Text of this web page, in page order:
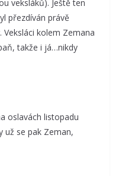
veksláků). Ještě ten
přezdíván právě
kolem Zemana
takže i já…nikdy
oslavách listopadu
už se pak Zeman,